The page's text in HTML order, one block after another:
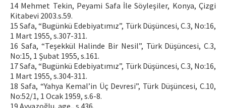
14 Mehmet Tekin, Peyami Safa İle Söyleşiler, Konya, Çizgi
Kitabevi 2003.s.59.
15 Safa, “Bugünkü Edebiyatımız”, Türk Düşüncesi, C.3, No:16,
1 Mart 1955, s.307-311.
16 Safa, “Teşekkül Halinde Bir Nesil”, Türk Düşüncesi, C.3,
No:15, 1 Şubat 1955, s.161.
17 Safa, “Bugünkü Edebiyatımız”, Türk Düşüncesi, C.3, No:16,
1 Mart 1955, s.304-311.
18 Safa, “Yahya Kemal’in Üç Devresi”, Türk Düşüncesi, C.10,
No:52/1, 1 Ocak 1959, s.6-8.
19 Ayvazoğlu, age., s.436.